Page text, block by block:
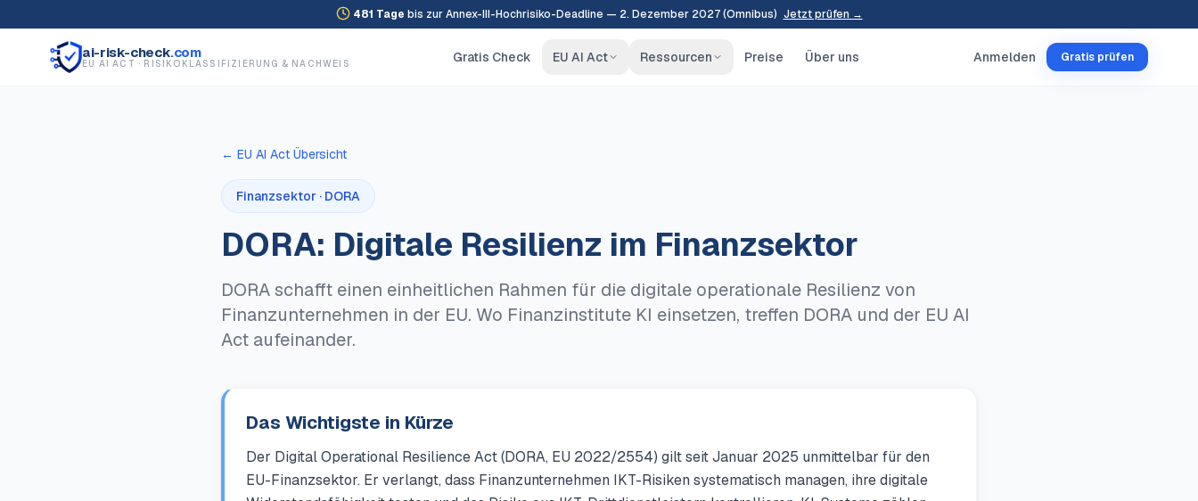
481 Tage bis zur Annex-III-Hochrisiko-Deadline — 2. Dezember 2027 (Omnibus) Jetzt prüfen →
ai-risk-check.com
EU AI ACT · RISIKOKLASSIFIZIERUNG & NACHWEIS Gratis Check EU AI Act Ressourcen Preise Über uns Anmelden Gratis prüfen
← EU AI Act Übersicht
Finanzsektor · DORA
DORA: Digitale Resilienz im Finanzsektor
DORA schafft einen einheitlichen Rahmen für die digitale operationale Resilienz von
Finanzunternehmen in der EU. Wo Finanzinstitute KI einsetzen, treffen DORA und der EU AI
Act aufeinander.
Das Wichtigste in Kürze
Der Digital Operational Resilience Act (DORA, EU 2022/2554) gilt seit Januar 2025 unmittelbar für den
EU-Finanzsektor. Er verlangt, dass Finanzunternehmen IKT-Risiken systematisch managen, ihre digitale